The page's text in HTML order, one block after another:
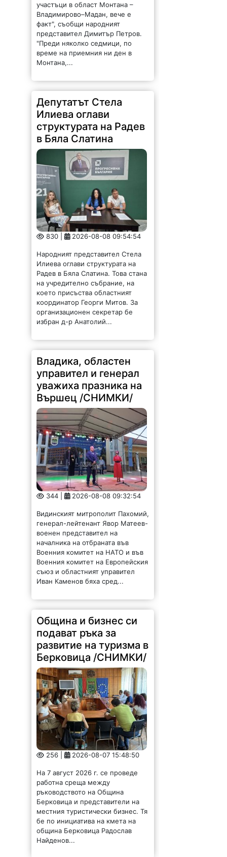
участъци в област Монтана –
Владимирово–Мадан, вече е
факт", съобщи народният
представител Димитър Петров.
"Преди няколко седмици, по
време на приемния ни ден в
Монтана,...
Депутатът Стела
Илиева оглави
структурата на Радев
в Бяла Слатина
830 | 2026-08-08 09:54:54
Народният представител Стела
Илиева оглави структурата на
Радев в Бяла Слатина. Това стана
на учредително събрание, на
което присъства областният
координатор Георги Митов. За
организационен секретар бе
избран д-р Анатолий...
Владика, областен
управител и генерал
уважиха празника на
Вършец /СНИМКИ/
344 | 2026-08-08 09:32:54
Видинският митрополит Пахомий,
генерал-лейтенант Явор Матеев-
военен представител на
началника на отбраната във
Военния комитет на НАТО и във
Военния комитет на Европейския
съюз и областният управител
Иван Каменов бяха сред...
Община и бизнес си
подават ръка за
развитие на туризма в
Берковица /СНИМКИ/
256 | 2026-08-07 15:48:50
На 7 август 2026 г. се проведе
работна среща между
ръководството на Община
Берковица и представители на
местния туристически бизнес. Тя
бе по инициатива на кмета на
община Берковица Радослав
Найденов...